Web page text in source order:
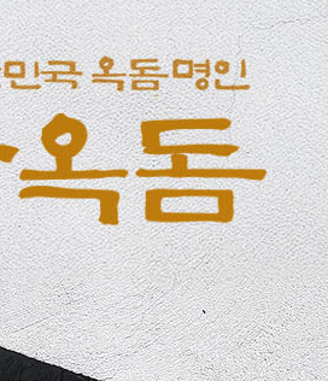
페이코 ID로 페이
PAYCO 바로구매